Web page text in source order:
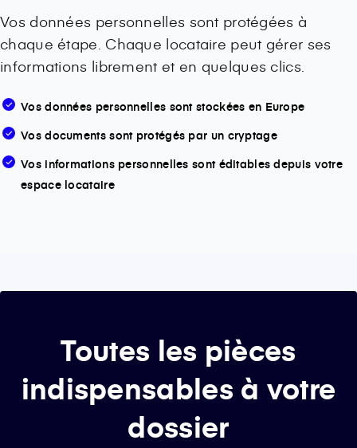
Vos données personnelles sont protégées à
chaque étape. Chaque locataire peut gérer ses
informations librement et en quelques clics.
Vos données personnelles sont stockées en Europe
Vos documents sont protégés par un cryptage
Vos informations personnelles sont éditables depuis votre
espace locataire
Toutes les pièces
indispensables à votre
dossier